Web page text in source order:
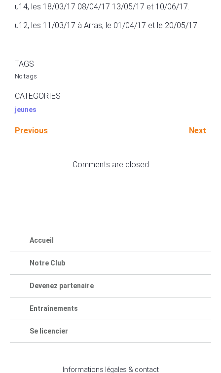
u14, les 18/03/17 08/04/17 13/05/17 et 10/06/17.
u12, les 11/03/17 à Arras, le 01/04/17 et le 20/05/17.
TAGS
No tags
CATEGORIES
jeunes
Previous Next
Comments are closed
Accueil
Notre Club
Devenez partenaire
Entraînements
Se licencier
Informations légales & contact